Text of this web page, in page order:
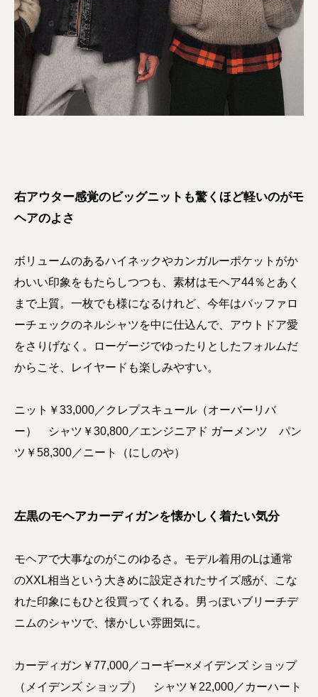
右アウター感覚のビッグニットも驚くほど軽いのがモ
ヘアのよさ
ボリュームのあるハイネックやカンガルーポケットがか
わいい印象をもたらしつつも、素材はモヘア44％とあく
まで上質。一枚でも様になるけれど、今年はバッファロ
ーチェックのネルシャツを中に仕込んで、アウトドア愛
をさりげなく。ローゲージでゆったりとしたフォルムだ
からこそ、レイヤードも楽しみやすい。
ニット￥33,000／クレプスキュール（オーバーリバ
ー） シャツ￥30,800／エンジニアド ガーメンツ パン
ツ￥58,300／ニート（にしのや）
左黒のモヘアカーディガンを懐かしく着たい気分
モヘアで大事なのがこのゆるさ。モデル着用のLは通常
のXXL相当という大きめに設定されたサイズ感が、こな
れた印象にもひと役買ってくれる。男っぽいブリーチデ
ニムのシャツで、懐かしい雰囲気に。
カーディガン￥77,000／コーギー×メイデンズ ショップ
（メイデンズ ショップ） シャツ￥22,000／カーハート